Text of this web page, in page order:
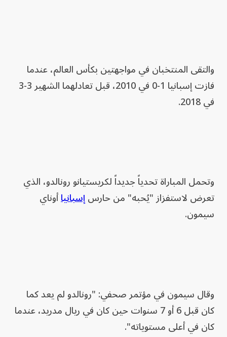
والتقى المنتخبان في مواجهتين بكأس العالم، عندما
فازت إسبانيا 1-0 في 2010، قبل تعادلهما الشهير 3-3
في 2018.
وتحمل المباراة تحدياً جديداً لكريستيانو رونالدو، الذي
تعرض لاستفزاز "يُحبه" من حارسإسبانياأوناي
سيمون.
وقال سيمون في مؤتمر صحفي: "رونالدو لم يعد كما
كان قبل 6 أو 7 سنوات حين كان في ريال مدريد، عندما
كان في أعلى مستوياته".